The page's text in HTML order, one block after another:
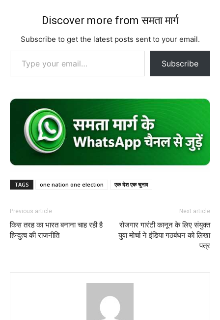
Discover more from समता मार्ग
Subscribe to get the latest posts sent to your email.
Type your email…
Subscribe
TAGS one nation one election एक देश एक चुनाव
Previous article
किस तरह का भारत बनाना चाह रही है
हिन्दुत्व की राजनीति
Next article
रोजगार गारंटी कानून के लिए संयुक्त
युवा मोर्चा ने इंडिया गठबंधन को लिखा
पत्र